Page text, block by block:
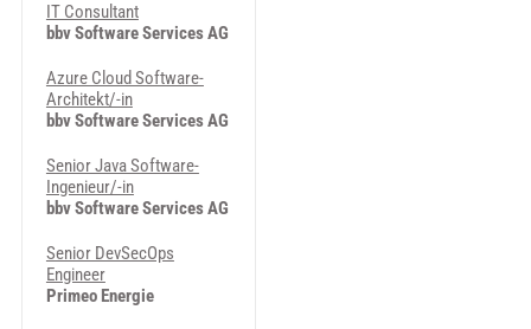
IT Consultant
bbv Software Services AG
Azure Cloud Software-
Architekt/-in
bbv Software Services AG
Senior Java Software-
Ingenieur/-in
bbv Software Services AG
Senior DevSecOps
Engineer
Primeo Energie